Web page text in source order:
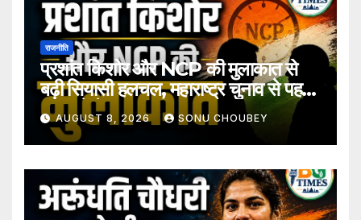
राजनीति
प्रशांत किशोर और NCP की मुलाकात से
बढ़ी सियासी हलचल, महाराष्ट्र चुनाव से पहले
अटकलें तेज
AUGUST 8, 2026 SONU CHOUBEY